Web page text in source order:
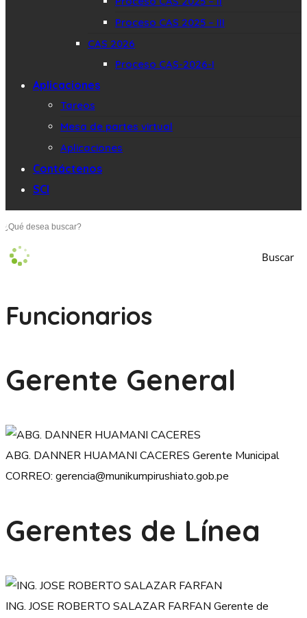
Proceso CAS 2025 – III
CAS 2026
Proceso CAS-2026-I
Aplicaciones
Tareos
Mesa de partes virtual
Aplicaciones
Contáctenos
SCI
Buscar
Funcionarios
Gerente General
ABG. DANNER HUAMANI CACERES Gerente Municipal
CORREO: gerencia@munikumpirushiato.gob.pe
Gerentes de Línea
ING. JOSE ROBERTO SALAZAR FARFAN Gerente de